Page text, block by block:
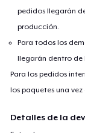
pedidos llegarán
producción.
Para todos los
llegarán dentro de
Para los pedidos
los paquetes una
Detalles de la